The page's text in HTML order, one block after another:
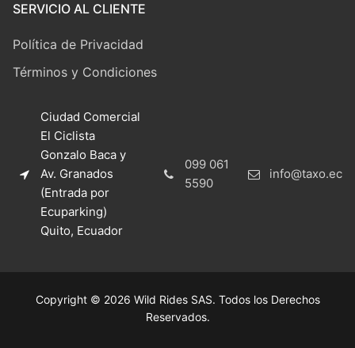
SERVICIO AL CLIENTE
Política de Privacidad
Términos y Condiciones
Ciudad Comercial
El Ciclista
Gonzalo Baca y
Av. Granados
(Entrada por
Ecuparking)
Quito, Ecuador
099 061
5590
info@taxo.ec
Copyright © 2026 Wild Rides SAS. Todos los Derechos
Reservados.